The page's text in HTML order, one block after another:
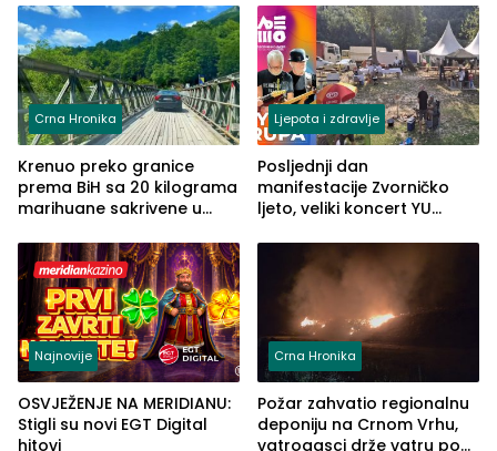
Crna Hronika
Krenuo preko granice
prema BiH sa 20 kilograma
marihuane sakrivene u
Ljepota i zdravlje
Posljednji dan
manifestacije Zvorničko
ljeto, veliki koncert YU
ove godine
Najnovije
OSVJEŽENJE NA MERIDIANU:
Stigli su novi EGT Digital
hitovi
Crna Hronika
Požar zahvatio regionalnu
deponiju na Crnom Vrhu,
vatrogasci drže vatru pod